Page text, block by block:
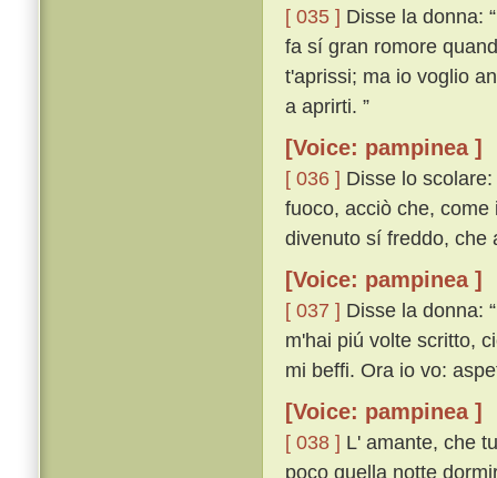
[ 035 ] Disse la donna:
fa sí gran romore
t'aprissi; ma io voglio
a aprirti. ”
[Voice: pampinea ]
[ 036 ] Disse lo
fuoco, acciò che,
divenuto sí freddo, che
[Voice: pampinea ]
[ 037 ] Disse la donna:
m'hai piú volte scritto,
mi beffi. Ora io vo:
[Voice: pampinea ]
[ 038 ] L' amante, che
poco quella notte